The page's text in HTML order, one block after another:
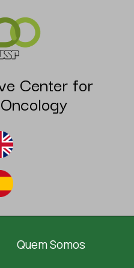
Center for
Quem Somos